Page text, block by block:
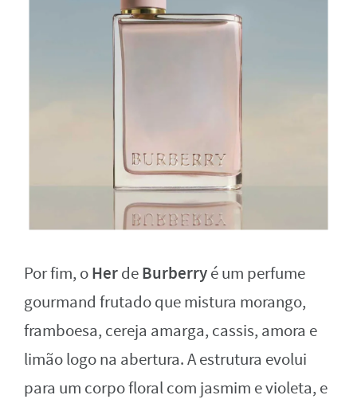
Por fim, oHerdeBurberryé um perfume
gourmand frutado que mistura morango,
framboesa, cereja amarga, cassis, amora e
limão logo na abertura. A estrutura evolui
para um corpo floral com jasmim e violeta, e